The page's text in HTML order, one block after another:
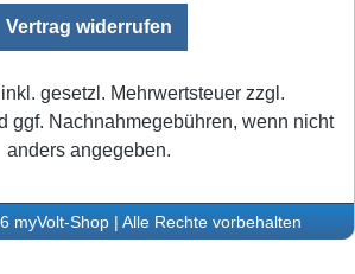
Vertrag widerrufen
gesetzl. Mehrwertsteuer zzgl.
ggf. Nachnahmegebühren, wenn nicht
anders angegeben.
myVolt-Shop | Alle Rechte vorbehalten